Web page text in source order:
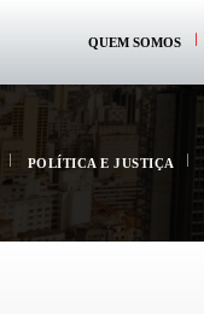
QUEM SOMOS
POLÍTICA E JUSTIÇA